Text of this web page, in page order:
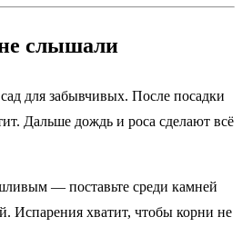
слышали
для забывчивых. После посадки
Дальше дождь и роса сделают всё
— поставьте среди камней
Испарения хватит, чтобы корни не